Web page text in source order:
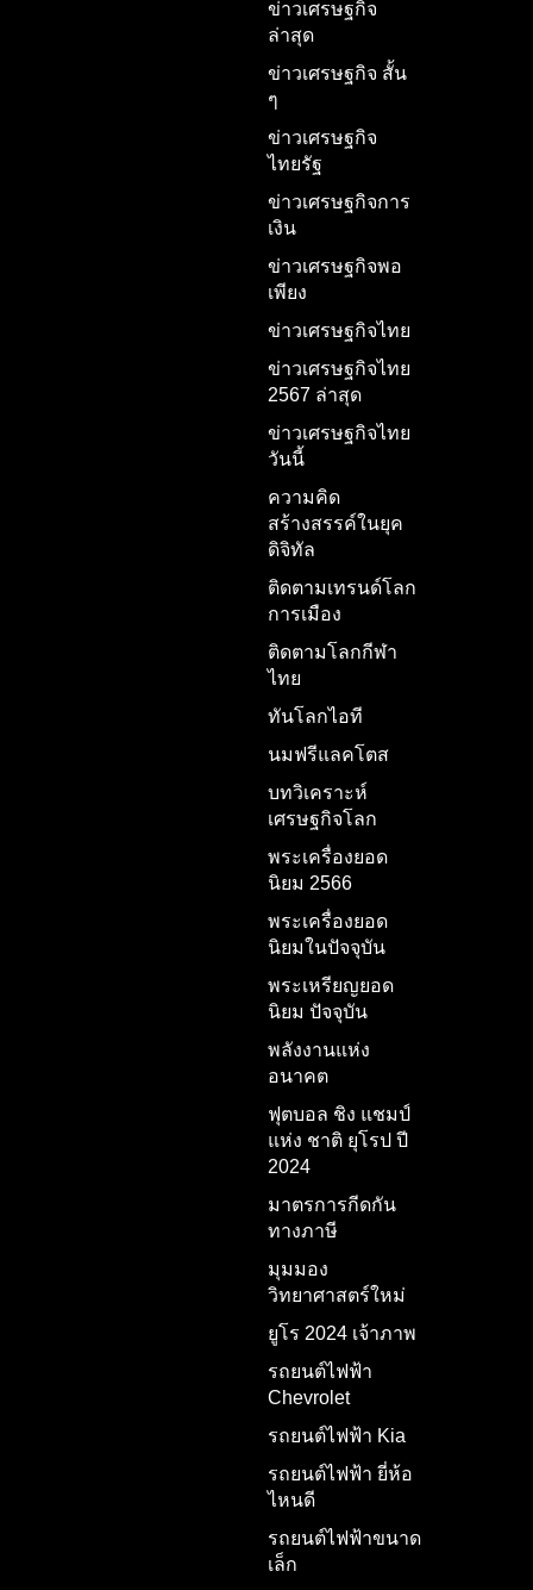
ข่าวเศรษฐกิจ
ล่าสุด
ข่าวเศรษฐกิจ สั้น
ๆ
ข่าวเศรษฐกิจ
ไทยรัฐ
ข่าวเศรษฐกิจการ
เงิน
ข่าวเศรษฐกิจพอ
เพียง
ข่าวเศรษฐกิจไทย
ข่าวเศรษฐกิจไทย
2567 ล่าสุด
ข่าวเศรษฐกิจไทย
วันนี้
ความคิด
สร้างสรรค์ในยุค
ดิจิทัล
ติดตามเทรนด์โลก
การเมือง
ติดตามโลกกีฬา
ไทย
ทันโลกไอที
นมฟรีแลคโตส
บทวิเคราะห์
เศรษฐกิจโลก
พระเครื่องยอด
นิยม 2566
พระเครื่องยอด
นิยมในปัจจุบัน
พระเหรียญยอด
นิยม ปัจจุบัน
พลังงานแห่ง
อนาคต
ฟุตบอล ชิง แชมป์
แห่ง ชาติ ยุโรป ปี
2024
มาตรการกีดกัน
ทางภาษี
มุมมอง
วิทยาศาสตร์ใหม่
ยูโร 2024 เจ้าภาพ
รถยนต์ไฟฟ้า
Chevrolet
รถยนต์ไฟฟ้า Kia
รถยนต์ไฟฟ้า ยี่ห้อ
ไหนดี
รถยนต์ไฟฟ้าขนาด
เล็ก